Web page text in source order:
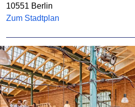
10551 Berlin
Zum Stadtplan